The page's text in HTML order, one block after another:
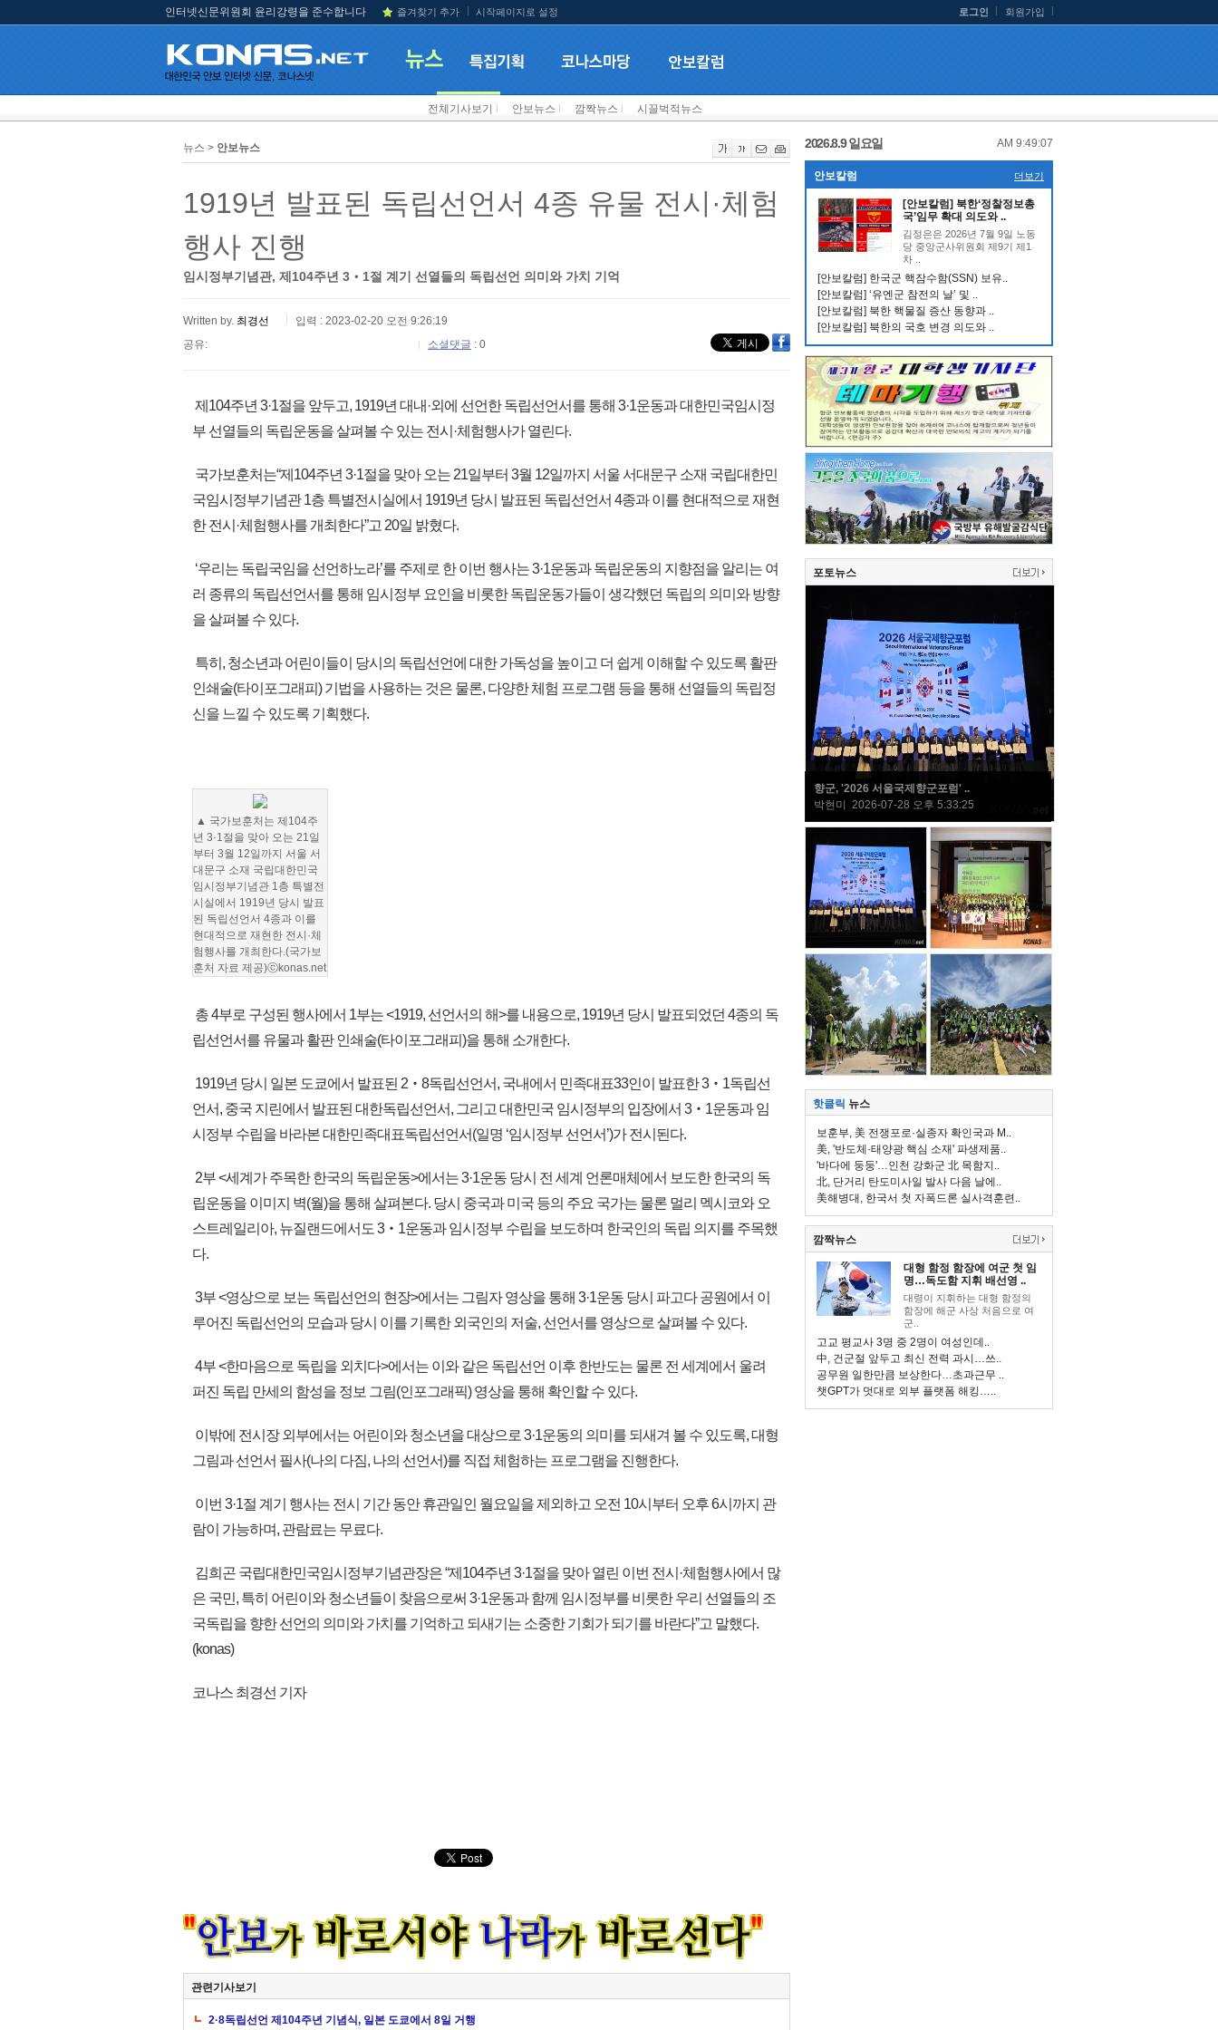
인터넷신문위원회 윤리강령을 준수합니다 즐겨찾기 추가 시작페이지로 설정 로그인 회원가입
전체기사보기 안보뉴스 깜짝뉴스 시끌벅적뉴스
뉴스 > 안보뉴스
1919년 발표된 독립선언서 4종 유물 전시·체험
행사 진행
임시정부기념관, 제104주년 3‧1절 계기 선열들의 독립선언 의미와 가치 기억
Written by. 최경선
입력 : 2023-02-20 오전 9:26:19
공유:
소셜댓글 : 0
제104주년 3·1절을 앞두고, 1919년 대내·외에 선언한 독립선언서를 통해 3·1운동과 대한민국임시정
부 선열들의 독립운동을 살펴볼 수 있는 전시·체험행사가 열린다.
국가보훈처는“제104주년 3·1절을 맞아 오는 21일부터 3월 12일까지 서울 서대문구 소재 국립대한민
국임시정부기념관 1층 특별전시실에서 1919년 당시 발표된 독립선언서 4종과 이를 현대적으로 재현
한 전시·체험행사를 개최한다”고 20일 밝혔다.
‘우리는 독립국임을 선언하노라’를 주제로 한 이번 행사는 3·1운동과 독립운동의 지향점을 알리는 여
러 종류의 독립선언서를 통해 임시정부 요인을 비롯한 독립운동가들이 생각했던 독립의 의미와 방향
을 살펴볼 수 있다.
특히, 청소년과 어린이들이 당시의 독립선언에 대한 가독성을 높이고 더 쉽게 이해할 수 있도록 활판
인쇄술(타이포그래피) 기법을 사용하는 것은 물론, 다양한 체험 프로그램 등을 통해 선열들의 독립정
신을 느낄 수 있도록 기획했다.
▲ 국가보훈처는 제104주
년 3·1절을 맞아 오는 21일
부터 3월 12일까지 서울 서
대문구 소재 국립대한민국
임시정부기념관 1층 특별전
시실에서 1919년 당시 발표
된 독립선언서 4종과 이를
현대적으로 재현한 전시·체
험행사를 개최한다.(국가보
훈처 자료 제공)ⓒkonas.net
총 4부로 구성된 행사에서 1부는 <1919, 선언서의 해>를 내용으로, 1919년 당시 발표되었던 4종의 독
립선언서를 유물과 활판 인쇄술(타이포그래피)을 통해 소개한다.
1919년 당시 일본 도쿄에서 발표된 2‧8독립선언서, 국내에서 민족대표33인이 발표한 3‧1독립선
언서, 중국 지린에서 발표된 대한독립선언서, 그리고 대한민국 임시정부의 입장에서 3‧1운동과 임
시정부 수립을 바라본 대한민족대표독립선언서(일명 ‘임시정부 선언서’)가 전시된다.
2부 <세계가 주목한 한국의 독립운동>에서는 3·1운동 당시 전 세계 언론매체에서 보도한 한국의 독
립운동을 이미지 벽(월)을 통해 살펴본다. 당시 중국과 미국 등의 주요 국가는 물론 멀리 멕시코와 오
스트레일리아, 뉴질랜드에서도 3‧1운동과 임시정부 수립을 보도하며 한국인의 독립 의지를 주목했
다.
3부 <영상으로 보는 독립선언의 현장>에서는 그림자 영상을 통해 3·1운동 당시 파고다 공원에서 이
루어진 독립선언의 모습과 당시 이를 기록한 외국인의 저술, 선언서를 영상으로 살펴볼 수 있다.
4부 <한마음으로 독립을 외치다>에서는 이와 같은 독립선언 이후 한반도는 물론 전 세계에서 울려
퍼진 독립 만세의 함성을 정보 그림(인포그래픽) 영상을 통해 확인할 수 있다.
이밖에 전시장 외부에서는 어린이와 청소년을 대상으로 3·1운동의 의미를 되새겨 볼 수 있도록, 대형
그림과 선언서 필사(나의 다짐, 나의 선언서)를 직접 체험하는 프로그램을 진행한다.
이번 3·1절 계기 행사는 전시 기간 동안 휴관일인 월요일을 제외하고 오전 10시부터 오후 6시까지 관
람이 가능하며, 관람료는 무료다.
김희곤 국립대한민국임시정부기념관장은 “제104주년 3·1절을 맞아 열린 이번 전시·체험행사에서 많
은 국민, 특히 어린이와 청소년들이 찾음으로써 3·1운동과 함께 임시정부를 비롯한 우리 선열들의 조
국독립을 향한 선언의 의미와 가치를 기억하고 되새기는 소중한 기회가 되기를 바란다”고 말했다.
(konas)
코나스 최경선 기자
관련기사보기
2·8독립선언 제104주년 기념식, 일본 도쿄에서 8일 거행
2026.8.9 일요일 AM 9:49:07
안보칼럼 더보기
[안보칼럼] 북한‘정찰정보총
국’임무 확대 의도와 ..
김정은은 2026년 7월 9일 노동
당 중앙군사위원회 제9기 제1
차 ..
[안보칼럼] 한국군 핵잠수함(SSN) 보유..
[안보칼럼] ‘유엔군 참전의 날’ 및 ..
[안보칼럼] 북한 핵물질 증산 동향과 ..
[안보칼럼] 북한의 국호 변경 의도와 ..
포토뉴스
향군, '2026 서울국제향군포럼' ..
박현미 2026-07-28 오후 5:33:25
핫클릭 뉴스
보훈부, 美 전쟁포로·실종자 확인국과 M..
美, '반도체·태양광 핵심 소재' 파생제품..
'바다에 둥둥'…인천 강화군 北 목함지..
北, 단거리 탄도미사일 발사 다음 날에..
美해병대, 한국서 첫 자폭드론 실사격훈련..
깜짝뉴스
대형 함정 함장에 여군 첫 임
명…독도함 지휘 배선영 ..
대령이 지휘하는 대형 함정의
함장에 해군 사상 처음으로 여
군..
고교 평교사 3명 중 2명이 여성인데..
中, 건군절 앞두고 최신 전력 과시…쓰..
공무원 일한만큼 보상한다…초과근무 ..
챗GPT가 멋대로 외부 플랫폼 해킹…..